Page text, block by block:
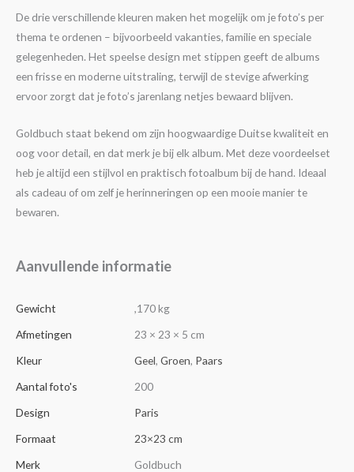
De drie verschillende kleuren maken het mogelijk om je foto’s per
thema te ordenen – bijvoorbeeld vakanties, familie en speciale
gelegenheden. Het speelse design met stippen geeft de albums
een frisse en moderne uitstraling, terwijl de stevige afwerking
ervoor zorgt dat je foto’s jarenlang netjes bewaard blijven.
Goldbuch staat bekend om zijn hoogwaardige Duitse kwaliteit en
oog voor detail, en dat merk je bij elk album. Met deze voordeelset
heb je altijd een stijlvol en praktisch fotoalbum bij de hand. Ideaal
als cadeau of om zelf je herinneringen op een mooie manier te
bewaren.
Aanvullende informatie
Gewicht
,170 kg
Afmetingen
23 × 23 × 5 cm
Kleur
Geel, Groen, Paars
Aantal foto's
200
Design
Paris
Formaat
23×23 cm
Merk
Goldbuch